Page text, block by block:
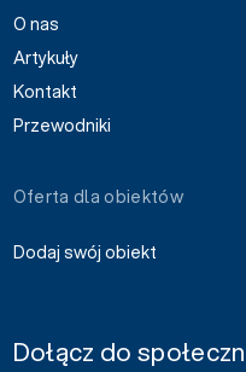
O nas
Artykuły
Kontakt
Przewodniki
Oferta dla obiektów
Dodaj swój obiekt
Dołącz do